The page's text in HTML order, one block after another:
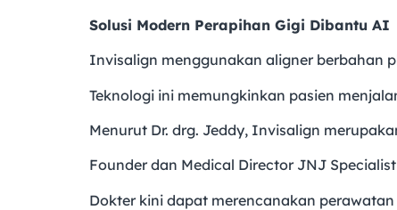
Solusi Modern Perapihan Gigi Dibantu AI
Invisalign menggunakan aligner berbahan
Teknologi ini memungkinkan pasien
Menurut Dr. drg. Jeddy, Invisalign
Founder dan Medical Director JNJ
Dokter kini dapat merencanakan